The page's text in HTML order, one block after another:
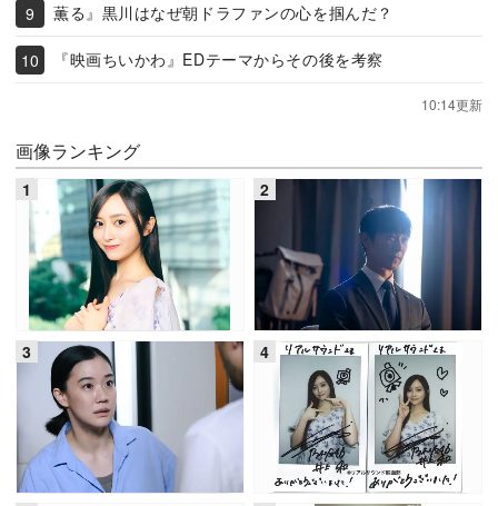
薫る』黒川はなぜ朝ドラファンの心を掴んだ？
『映画ちいかわ』EDテーマからその後を考察
10:14更新
画像ランキング